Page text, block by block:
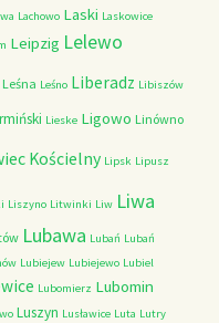
Lachowo Laski Laskowice
Leipzig Lelewo
Leśna Leśno Liberadz Libiszów
Lieske Ligowo Linówno
Kościelny Lipsk Lipusz
Liszyno Litwinki Liw Liwa
Lubawa Lubań Lubań
Lubiejew Lubiejewo Lubiel
Lubomierz Lubomin
Luszyn Lusławice Luta Lutry